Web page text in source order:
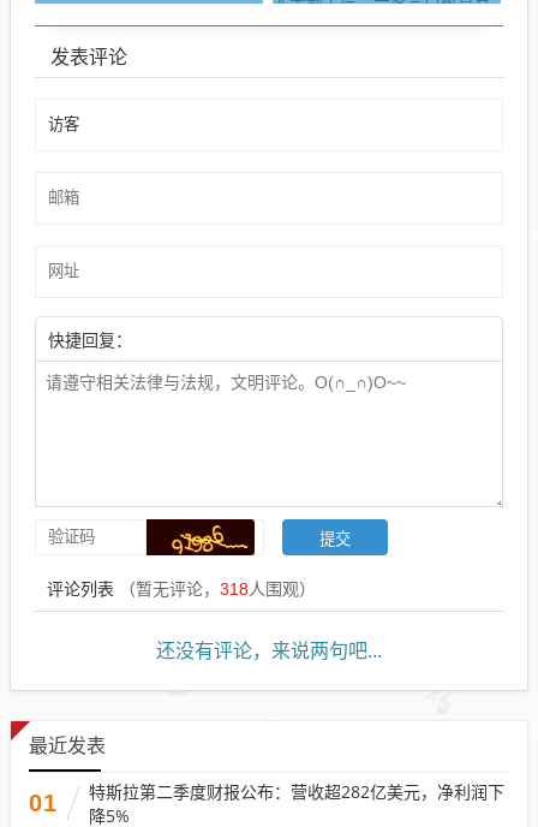
发表评论
快捷回复：
评论列表 （暂无评论， 318人围观）
还没有评论，来说两句吧...
最近发表
01
特斯拉第二季度财报公布：营收超282亿美元，净利润下
降5%